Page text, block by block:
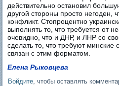
действительно остановил
другой стороны просто негоден,
конфликт. Стопроцентно
выполнять то, что требуется от
очевидно, что и ДНР, и ЛНР со
сделать то, что требуют
связан с этим форматом.
Елена Рыковцева
Войдите, чтобы оставлять